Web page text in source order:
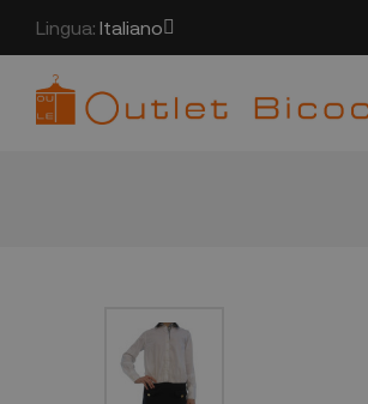
Lingua: Italiano